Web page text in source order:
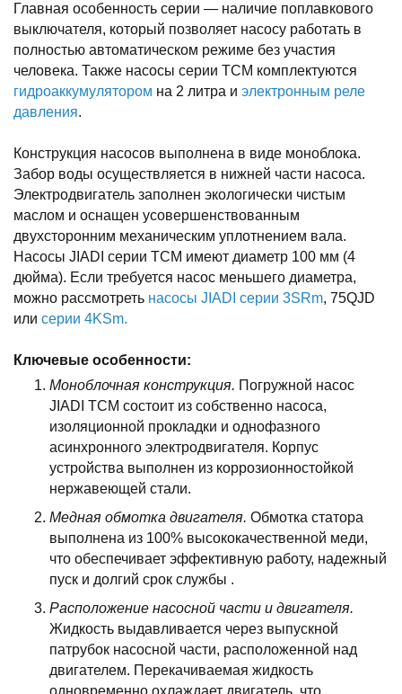
Главная особенность серии — наличие поплавкового
выключателя, который позволяет насосу работать в
полностью автоматическом режиме без участия
человека. Также насосы серии TCM комплектуются
гидроаккумулятором на 2 литра и электронным реле
давления.
Конструкция насосов выполнена в виде моноблока.
Забор воды осуществляется в нижней части насоса.
Электродвигатель заполнен экологически чистым
маслом и оснащен усовершенствованным
двухсторонним механическим уплотнением вала.
Насосы JIADI серии TCM имеют диаметр 100 мм (4
дюйма). Если требуется насос меньшего диаметра,
можно рассмотреть насосы JIADI серии 3SRm, 75QJD
или серии 4KSm.
Ключевые особенности:
Моноблочная конструкция. Погружной насос
JIADI TCM состоит из собственно насоса,
изоляционной прокладки и однофазного
асинхронного электродвигателя. Корпус
устройства выполнен из коррозионностойкой
нержавеющей стали.
Медная обмотка двигателя. Обмотка статора
выполнена из 100% высококачественной меди,
что обеспечивает эффективную работу, надежный
пуск и долгий срок службы .
Расположение насосной части и двигателя.
Жидкость выдавливается через выпускной
патрубок насосной части, расположенной над
двигателем. Перекачиваемая жидкость
одновременно охлаждает двигатель, что